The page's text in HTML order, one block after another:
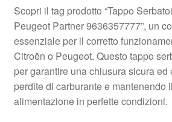
Il mio account
Pagamenti
Politica sulla riservatezza
Procedura di Reclamo
Scopri il tag prodotto “Tappo
Peugeot Partner 9636357777”, un
essenziale per il corretto
Citroën o Peugeot. Questo tappo
per garantire una chiusura sicura ed
perdite di carburante e mantenendo
alimentazione in perfette condizioni.